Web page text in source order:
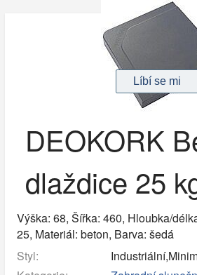
DEOKORK
dlaždice 25
Výška: 68, Šířka: 460, Hloubka/
25, Materiál: beton, Barva: šedá
Styl: